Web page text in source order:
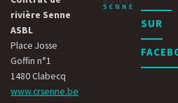
rivière Senne
ASBL
Place Josse
Goffin n°1
1480 Clabecq
www.crsenne.be
SUR